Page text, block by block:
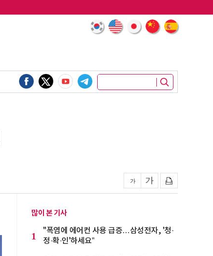
많이 본 기사
1
"폭염에 에어컨 사용 급증…삼성전자, '청·
정·확·인'하세요”